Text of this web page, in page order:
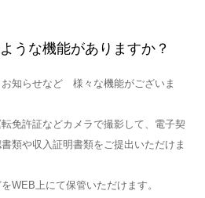
うな機能がありますか？
知らせなど 様々な機能がございま
免許証などカメラで撮影して、電子契
類や収入証明書類をご提出いただけま
WEB上にて保管いただけます。